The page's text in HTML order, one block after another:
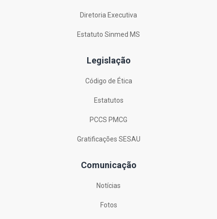
Diretoria Executiva
Estatuto Sinmed MS
Legislação
Código de Ética
Estatutos
PCCS PMCG
Gratificações SESAU
Comunicação
Notícias
Fotos